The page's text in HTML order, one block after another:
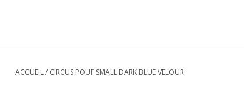
ACCUEIL/ CIRCUS POUF SMALL DARK BLUE VELOUR